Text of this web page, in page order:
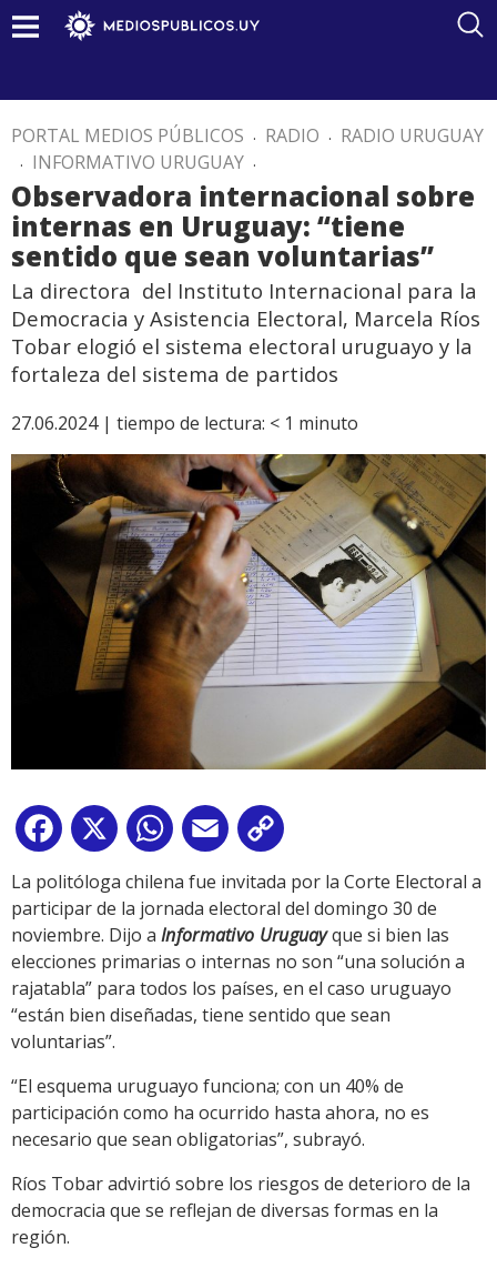
PORTAL MEDIOS PÚBLICOS . RADIO . RADIO URUGUAY
. INFORMATIVO URUGUAY .
Observadora internacional sobre
internas en Uruguay: “tiene
sentido que sean voluntarias”
La directora del Instituto Internacional para la
Democracia y Asistencia Electoral, Marcela Ríos
Tobar elogió el sistema electoral uruguayo y la
fortaleza del sistema de partidos
27.06.2024 | tiempo de lectura: < 1 minuto
Facebook
X WhatsApp
Email
Link
La politóloga chilena fue invitada por la Corte Electoral a
participar de la jornada electoral del domingo 30 de
noviembre. Dijo a Informativo Uruguayque si bien las
elecciones primarias o internas no son “una solución a
rajatabla” para todos los países, en el caso uruguayo
“están bien diseñadas, tiene sentido que sean
voluntarias”.
“El esquema uruguayo funciona; con un 40% de
participación como ha ocurrido hasta ahora, no es
necesario que sean obligatorias”, subrayó.
Ríos Tobar advirtió sobre los riesgos de deterioro de la
democracia que se reflejan de diversas formas en la
región.